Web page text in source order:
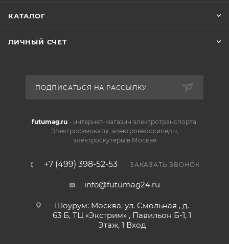
КАТАЛОГ
ЛИЧНЫЙ СЧЕТ
ПОДПИСАТЬСЯ НА РАССЫЛКУ
futumag.ru- интернет-магазин электротранспорта.
Электросамокаты, электровелосипеды,
электроскутеры в Москве
+7 (499) 398-52-53 ЗАКАЗАТЬ ЗВОНОК
info@futumag24.ru
Шоурум: Москва, ул. Смольная , д.
63 Б, ТЦ «Экстрим» , Павильон Б-1, 1
Этаж, 1 Вход